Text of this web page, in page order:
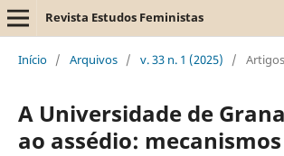
Revista Estudos Feministas
Início / Arquivos / v. 33 n. 1 (2025) / Artigos
A Universidade de
ao assédio: